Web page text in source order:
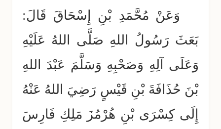
وَعَنْ مُحَّمَدِ بْنِ إِسْحَاقَ قَالَ:
بَعَثَ رَسُولُ اللهِ صَلَّى اللهُ عَلَيْهِ
وَعَلَى آلِهِ وَصَحْبِهِ وَسَلَّمَ عَبْدَ اللهِ
بْنَ حُذَافَةَ بْنِ قَيْسٍ رَضِيَ اللهُ عَنْهُ
إِلَى كِسْرَى بْنِ هُرْمُزَ مَلِكِ فَارِسَ